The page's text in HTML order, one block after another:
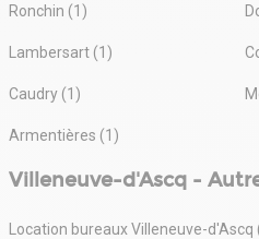
Ronchin (1)
Lambersart (1)
Caudry (1)
Armentières (1)
Villeneuve-d'Ascq -
Location bureaux Villeneuve-d'Ascq